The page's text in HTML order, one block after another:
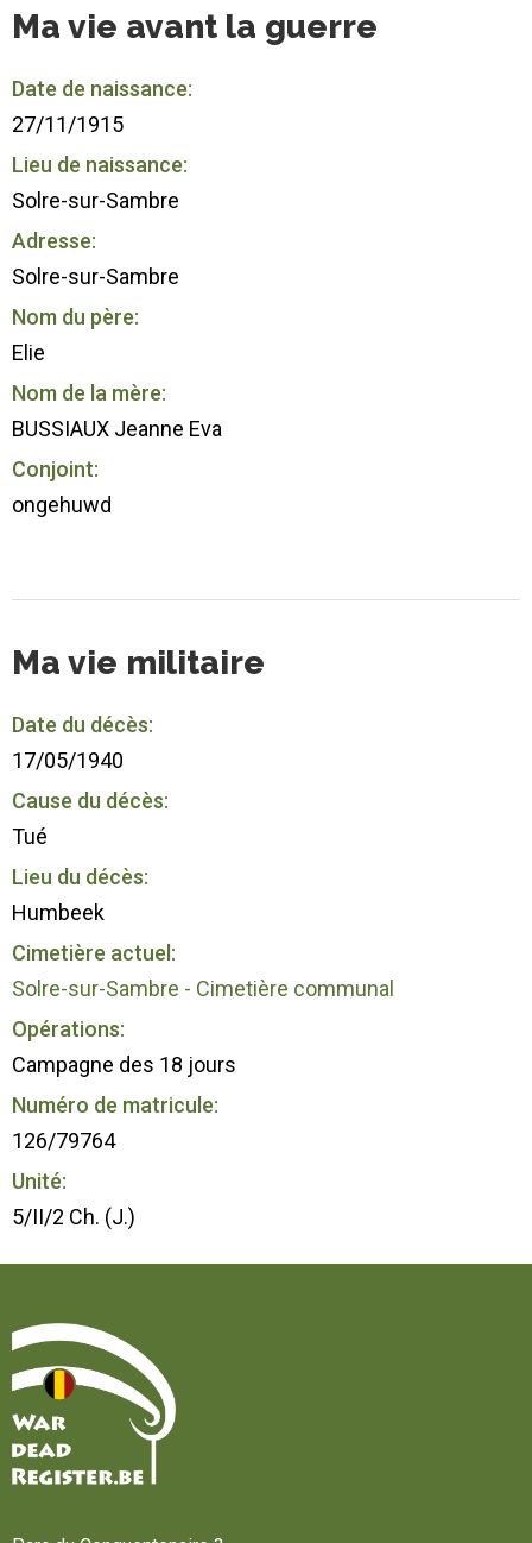
Ma vie avant la guerre
Date de naissance:
27/11/1915
Lieu de naissance:
Solre-sur-Sambre
Adresse:
Solre-sur-Sambre
Nom du père:
Elie
Nom de la mère:
BUSSIAUX Jeanne Eva
Conjoint:
ongehuwd
Ma vie militaire
Date du décès:
17/05/1940
Cause du décès:
Tué
Lieu du décès:
Humbeek
Cimetière actuel:
Solre-sur-Sambre - Cimetière communal
Opérations:
Campagne des 18 jours
Numéro de matricule:
126/79764
Unité:
5/II/2 Ch. (J.)